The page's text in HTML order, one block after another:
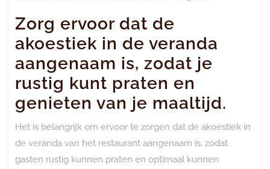
Zorg ervoor dat de
akoestiek in de veranda
aangenaam is, zodat je
rustig kunt praten en
genieten van je maaltijd.
Het is belangrijk om ervoor te zorgen dat de akoestiek in
de veranda van het restaurant aangenaam is, zodat
gasten rustig kunnen praten en optimaal kunnen